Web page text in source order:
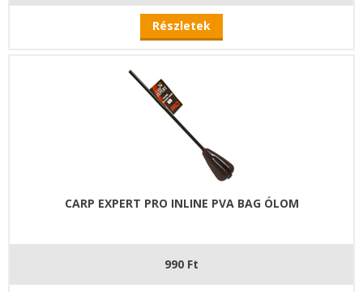
Részletek
CARP EXPERT PRO INLINE PVA BAG ÓLOM
990 Ft